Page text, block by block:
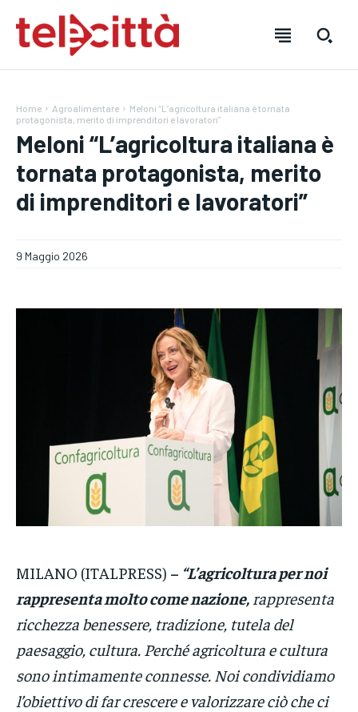
POLITICA
ECONOMIA
SPORT
CONTATTI
POLITICA
ECONOMIA
SPORT
CONTATTI
POLITICA
ECONOMIA
SPORT
CONTATTI
Home Agroalimentare
Meloni “L’agricoltura italiana è tornata
protagonista, merito di imprenditori e lavoratori”
Meloni “L’agricoltura italiana è
tornata protagonista, merito
di imprenditori e lavoratori”
9 Maggio 2026
MILANO (ITALPRESS) – “L’agricoltura per noi
rappresenta molto come nazione, rappresenta
ricchezza benessere, tradizione, tutela del
paesaggio, cultura. Perché agricoltura e cultura
sono intimamente connesse. Noi condividiamo
l’obiettivo di far crescere e valorizzare ciò che ci